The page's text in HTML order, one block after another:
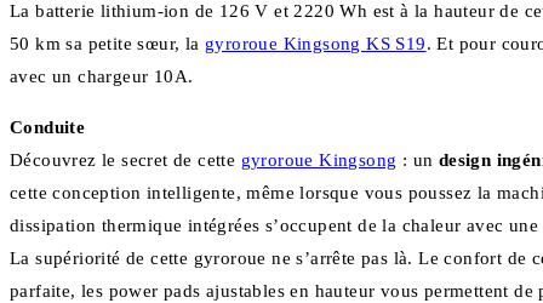
La batterie lithium-ion de 126 V et 2220 Wh est à la hauteur de
50 km sa petite sœur, la gyroroue Kingsong KS S19. Et pour
avec un chargeur 10A.
Conduite
Découvrez le secret de cette gyroroue Kingsong : un design
cette conception intelligente, même lorsque vous poussez la
dissipation thermique intégrées s’occupent de la chaleur avec
La supériorité de cette gyroroue ne s’arrête pas là. Le confort de
parfaite, les power pads ajustables en hauteur vous permettent